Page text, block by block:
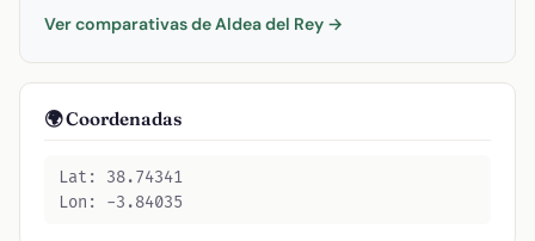
Ver comparativas de Aldea del Rey →
🌍 Coordenadas
Lat: 38.74341
Lon: -3.84035